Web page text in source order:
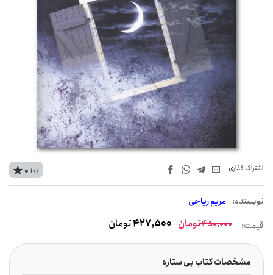
اشتراک‌ گذاری
نويسنده: مریم ریاحی
0 (0)
قیمت: 450,000تومان 427,500تومان
مشخصات کتاب بی ستاره